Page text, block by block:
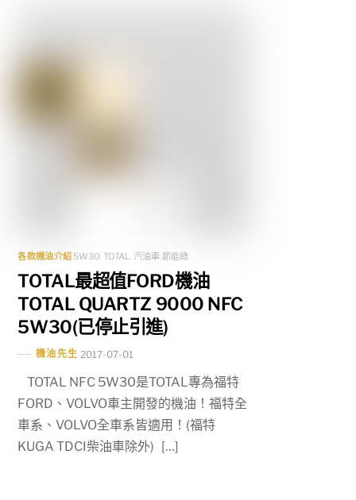
各款機油介紹 5W30 TOTAL 汽油車, 節能綠
TOTAL最超值FORD機油
TOTAL QUARTZ 9000 NFC
5W30(已停止引進)
機油先生 2017-07-01
TOTAL NFC 5W30是TOTAL專為福特
FORD、VOLVO車主開發的機油！福特全
車系、VOLVO全車系皆適用！(福特
KUGA TDCI柴油車除外) […]